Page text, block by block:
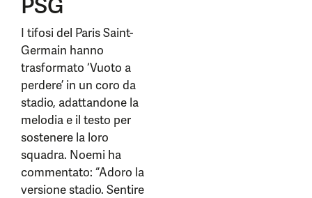
I tifosi del Paris Saint-
Germain hanno
trasformato ‘Vuoto a
perdere’ in un coro da
stadio, adattandone la
melodia e il testo per
sostenere la loro
squadra. Noemi ha
commentato: “Adoro la
versione stadio. Sentire